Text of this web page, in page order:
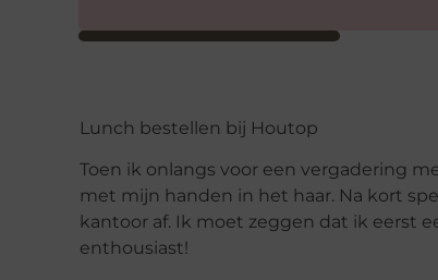
Lunch bestellen bij Houtop
Toen ik onlangs voor een vergadering
met mijn handen in het haar. Na kort
kantoor af. Ik moet zeggen dat ik eerst
enthousiast!